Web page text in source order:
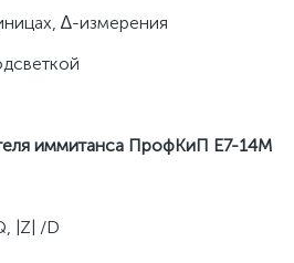
∆-измерения
иммитанса ПрофКиП Е7-14М
|Z| /D